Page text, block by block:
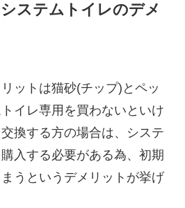
ステムトイレのデメ
ットは猫砂(チップ)とペッ
イレ専用を買わないといけ
換する方の場合は、システ
入する必要がある為、初期
うというデメリットが挙げ